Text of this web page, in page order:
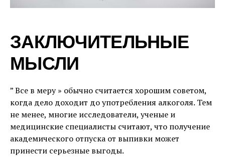
ЗАКЛЮЧИТЕЛЬНЫЕ
МЫСЛИ
” Все в меру » обычно считается хорошим советом,
когда дело доходит до употребления алкоголя. Тем
не менее, многие исследователи, ученые и
медицинские специалисты считают, что получение
академического отпуска от выпивки может
принести серьезные выгоды.